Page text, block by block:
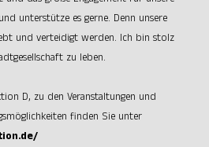
unterstütze es gerne. Denn unsere
und verteidigt werden. Ich bin stolz
zu leben.
D, zu den Veranstaltungen und
finden Sie unter